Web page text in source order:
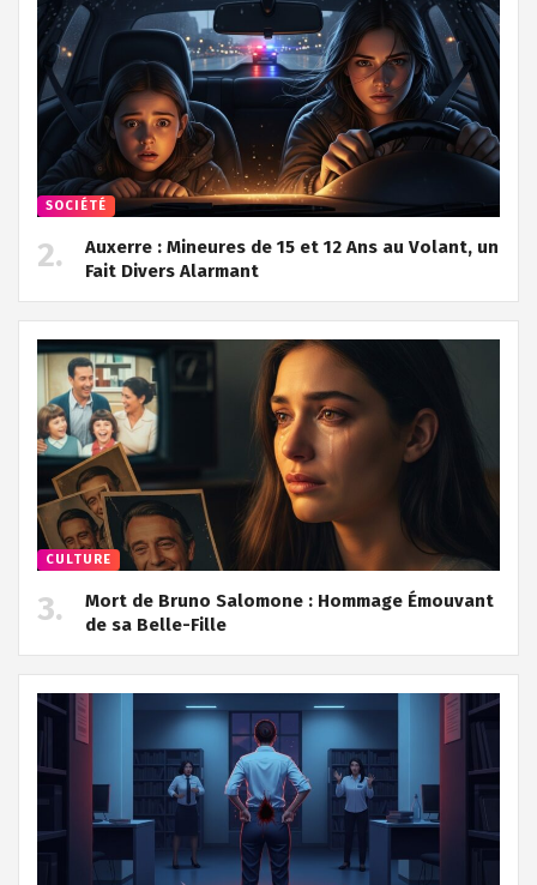
SOCIÉTÉ
Auxerre : Mineures de 15 et 12 Ans au Volant, un
Fait Divers Alarmant
CULTURE
Mort de Bruno Salomone : Hommage Émouvant
de sa Belle-Fille